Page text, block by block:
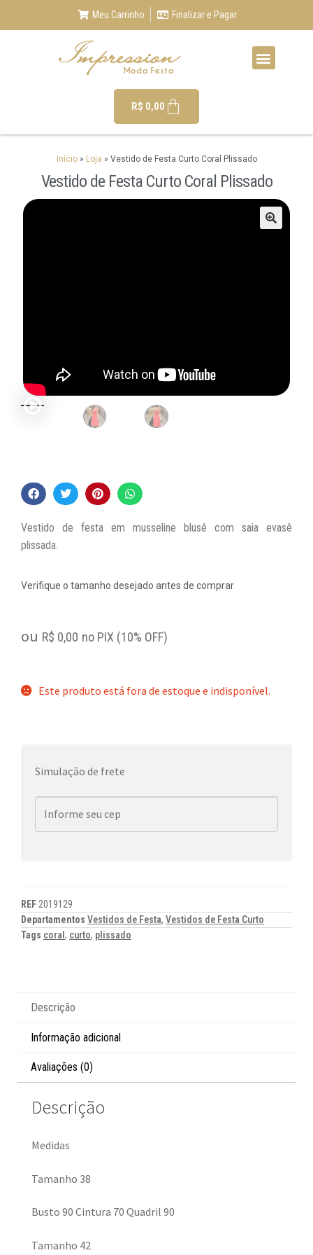
Meu Carrinho Finalizar e Pagar
R$ 0,00
Início» Loja » Vestido de Festa Curto Coral Plissado
Vestido de Festa Curto Coral Plissado
Vestido de festa em musseline blusê com saia evasê
plissada.
Verifique o tamanho desejado antes de comprar
ou R$ 0,00 no PIX (10% OFF)
Este produto está fora de estoque e indisponível.
Simulação de frete
REF2019129
Departamentos Vestidos de Festa, Vestidos de Festa Curto
Tags coral , curto, plissado
Descrição
Informação adicional
Avaliações (0)
Descrição
Medidas
Tamanho 38
Busto 90 Cintura 70 Quadril 90
Tamanho 42